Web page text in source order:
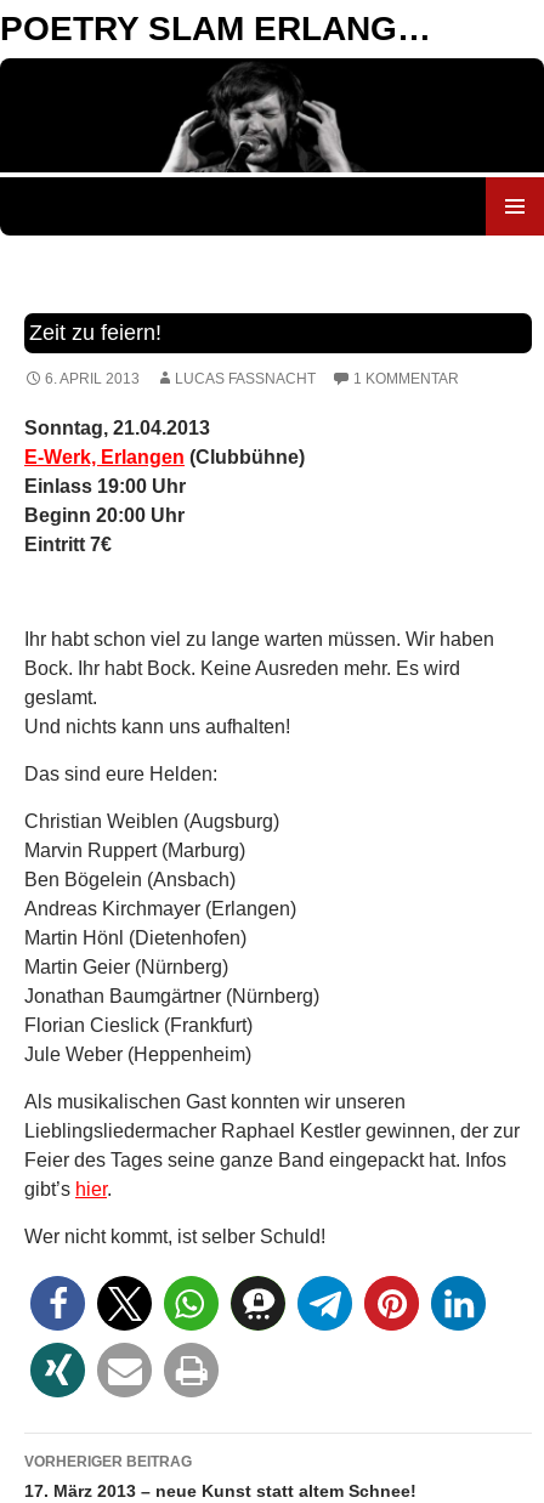
POETRY SLAM ERLANGEN
Zeit zu feiern!
6. APRIL 2013 LUCAS FASSNACHT 1 KOMMENTAR
Sonntag, 21.04.2013
E-Werk, Erlangen (Clubbühne)
Einlass 19:00 Uhr
Beginn 20:00 Uhr
Eintritt 7€
Ihr habt schon viel zu lange warten müssen. Wir haben
Bock. Ihr habt Bock. Keine Ausreden mehr. Es wird
geslamt.
Und nichts kann uns aufhalten!
Das sind eure Helden:
Christian Weiblen (Augsburg)
Marvin Ruppert (Marburg)
Ben Bögelein (Ansbach)
Andreas Kirchmayer (Erlangen)
Martin Hönl (Dietenhofen)
Martin Geier (Nürnberg)
Jonathan Baumgärtner (Nürnberg)
Florian Cieslick (Frankfurt)
Jule Weber (Heppenheim)
Als musikalischen Gast konnten wir unseren
Lieblingsliedermacher Raphael Kestler gewinnen, der zur
Feier des Tages seine ganze Band eingepackt hat. Infos
gibt’s hier.
Wer nicht kommt, ist selber Schuld!
Beitragsnavigation
VORHERIGER BEITRAG
17. März 2013 – neue Kunst statt altem Schnee!